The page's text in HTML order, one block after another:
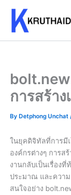
content
การสร้า
By Detphong Unchat
ในยุคดิจิทัลที่การมี
องค์กรต่างๆ การส
งานกลับเป็นเรื่อง
ประมาณ และควา
สนใจอย่าง